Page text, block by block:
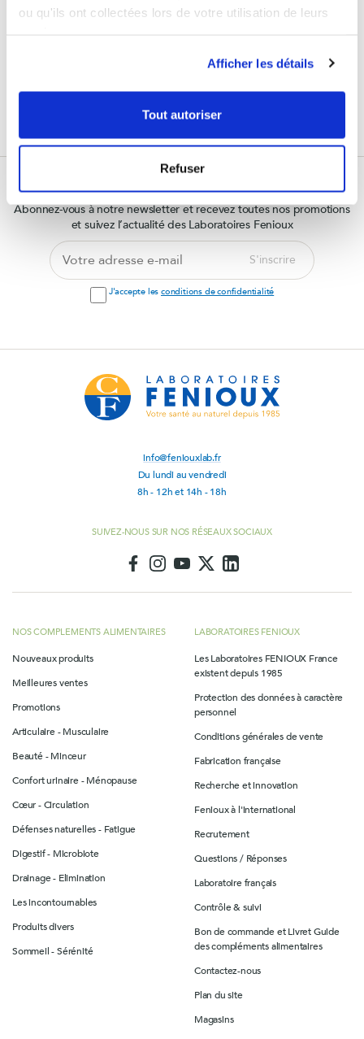
ou qu'ils ont collectées lors de votre utilisation de leurs
Afficher les détails
Tout autoriser
Refuser
LIVRAISON OFFERTE DÈS 65€ D'ACHAT
info@feniouxlab.fr
Du lundi au vendredi
8h - 12h et 14h - 18h
SUIVEZ-NOUS SUR NOS RÉSEAUX SOCIAUX
NOS COMPLEMENTS ALIMENTAIRES
Nouveaux produits
Meilleures ventes
Promotions
Articulaire - Musculaire
Beauté - Minceur
Confort urinaire - Ménopause
Cœur - Circulation
Défenses naturelles - Fatigue
Digestif - Microbiote
Drainage - Elimination
Les incontournables
Produits divers
Sommeil - Sérénité
LABORATOIRES FENIOUX
Les Laboratoires FENIOUX France
existent depuis 1985
Protection des données à caractère
personnel
Conditions générales de vente
Fabrication française
Recherche et innovation
Fenioux à l'international
Recrutement
Questions / Réponses
Laboratoire français
Contrôle & suivi
Bon de commande et Livret Guide
des compléments alimentaires
Contactez-nous
Plan du site
Magasins
Recevez notre newsletter
Abonnez-vous à notre newsletter et recevez toutes nos promotions
et suivez l’actualité des Laboratoires Fenioux
adresse
e-
mail
S'inscrire
J'accepte les conditions de confidentialité